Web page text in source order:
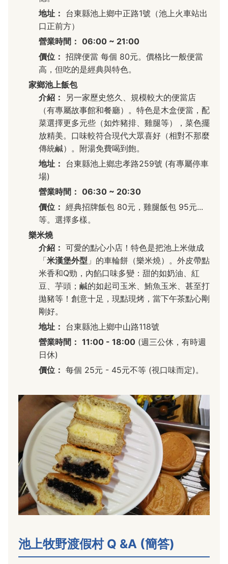
地址： 台東縣池上鄉中正路1號（池上火車站出
口正前方）
營業時間： 06:00 ~ 21:00
價位： 招牌便當 每個 80元。價格比一般便當
高，但吃的是經典與特色。
家鄉池上飯包
介紹：
另一家歷史悠久、規模較大的便當店
（有專屬故事館和餐廳）。特色是木盒便當，配
菜選擇更多元些（如炸豬排、雞腿等），菜色擺
放精美。口味較符合現代大眾喜好（相對不那麼
傳統鹹）。附湯免費喝到飽。
地址： 台東縣池上鄉忠孝路259號 (有專屬停車
場)
營業時間： 06:30 ~ 20:30
價位： 經典招牌飯包 80元，雞腿飯包 95元...
等。選擇多樣。
樂米燒
介紹： 可愛的點心小店！特色是把池上米做成
「米漢堡外型 」的車輪餅（樂米燒）。外皮帶點
米香和Q勁，內餡口味多變：甜的如奶油、紅
豆、芋頭；鹹的如起司玉米、鮪魚玉米、甚至打
拋豬等！創意十足，現點現烤，當下午茶點心剛
剛好。
地址： 台東縣池上鄉中山路118號
營業時間： 11:00 - 18:00 (週三公休，有時週
日休)
價位： 每個 25元 - 45元不等 (視口味而定)。
池上牧野渡假村 Q &A (簡答)